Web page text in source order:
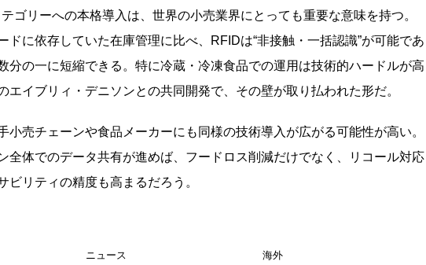
ゴリーへの本格導入は、世界の小売業界にとっても重要な意味を持つ。
ドに依存していた在庫管理に比べ、RFIDは“非接触・一括認識”が可能であ
分の一に短縮できる。特に冷蔵・冷凍食品での運用は技術的ハードルが高
エイブリィ・デニソンとの共同開発で、その壁が取り払われた形だ。
売チェーンや食品メーカーにも同様の技術導入が広がる可能性が高い。
全体でのデータ共有が進めば、フードロス削減だけでなく、リコール対応
ビリティの精度も高まるだろう。
ニュース 海外